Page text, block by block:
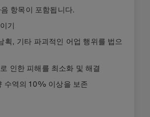
항목이 포함됩니다.
기
획, 기타 파괴적인 어업 행위를 법으
인한 피해를 최소화 및 해결
수역의 10% 이상을 보존